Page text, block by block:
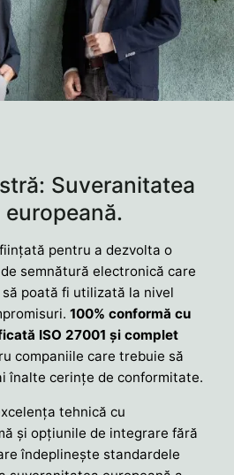
Suveranitatea
pentru a dezvolta o
semnătură electronică care
poată fi utilizată la nivel
100% conformă cu
ISO 27001 și complet
companiile care trebuie să
înalte cerințe de conformitate.
tehnică cu
și opțiunile de integrare fără
îndeplinește standardele